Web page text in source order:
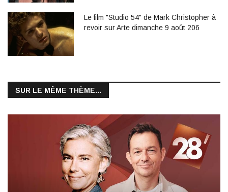
Le film "Studio 54" de Mark Christopher à
revoir sur Arte dimanche 9 août 206
SUR LE MÊME THÈME...